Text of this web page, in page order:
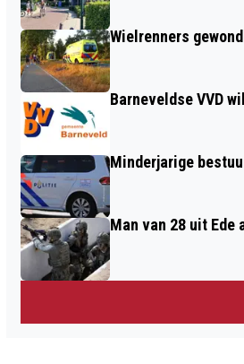
Wielrenners
Barneveldse VVD
Minderjarige
Man van 28 uit Ede